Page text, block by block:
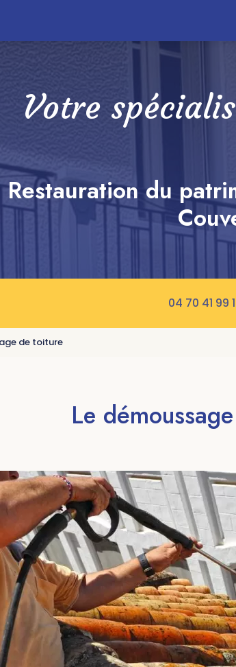
Votre
Restauration du
04 70 41 99
de toiture
Le